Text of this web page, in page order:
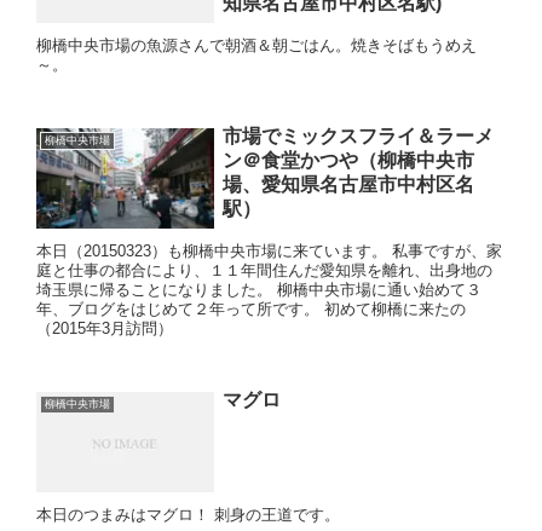
柳橋中央市場の魚源さんで朝酒＆朝ごはん。焼きそばもうめえ
～。
柳橋中央市場
市場でミックスフライ＆ラーメ
ン＠食堂かつや（柳橋中央市
場、愛知県名古屋市中村区名
駅）
本日（20150323）も柳橋中央市場に来ています。 私事ですが、家
庭と仕事の都合により、１１年間住んだ愛知県を離れ、出身地の
埼玉県に帰ることになりました。 柳橋中央市場に通い始めて３
年、ブログをはじめて２年って所です。 初めて柳橋に来たの
（2015年3月訪問）
柳橋中央市場 マグロ
本日のつまみはマグロ！ 刺身の王道です。